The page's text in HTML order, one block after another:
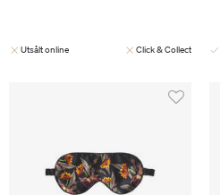
Utsålt online Click & Collect